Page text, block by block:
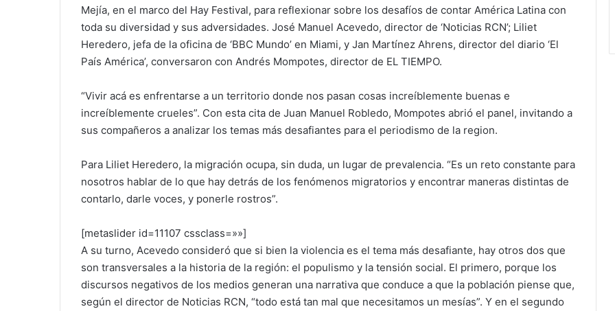
Mejía, en el marco del Hay Festival, para reflexionar sobre los desafíos de contar América Latina con
toda su diversidad y sus adversidades. José Manuel Acevedo, director de ‘Noticias RCN’; Liliet
Heredero, jefa de la oficina de ‘BBC Mundo’ en Miami, y Jan Martínez Ahrens, director del diario ‘El
País América’, conversaron con Andrés Mompotes, director de EL TIEMPO.
“Vivir acá es enfrentarse a un territorio donde nos pasan cosas increíblemente buenas e
increíblemente crueles”. Con esta cita de Juan Manuel Robledo, Mompotes abrió el panel, invitando a
sus compañeros a analizar los temas más desafiantes para el periodismo de la region.
Para Liliet Heredero, la migración ocupa, sin duda, un lugar de prevalencia. “Es un reto constante para
nosotros hablar de lo que hay detrás de los fenómenos migratorios y encontrar maneras distintas de
contarlo, darle voces, y ponerle rostros”.
[metaslider id=11107 cssclass=»»]
A su turno, Acevedo consideró que si bien la violencia es el tema más desafiante, hay otros dos que
son transversales a la historia de la región: el populismo y la tensión social. El primero, porque los
discursos negativos de los medios generan una narrativa que conduce a que la población piense que,
según el director de Noticias RCN, “todo está tan mal que necesitamos un mesías”. Y en el segundo